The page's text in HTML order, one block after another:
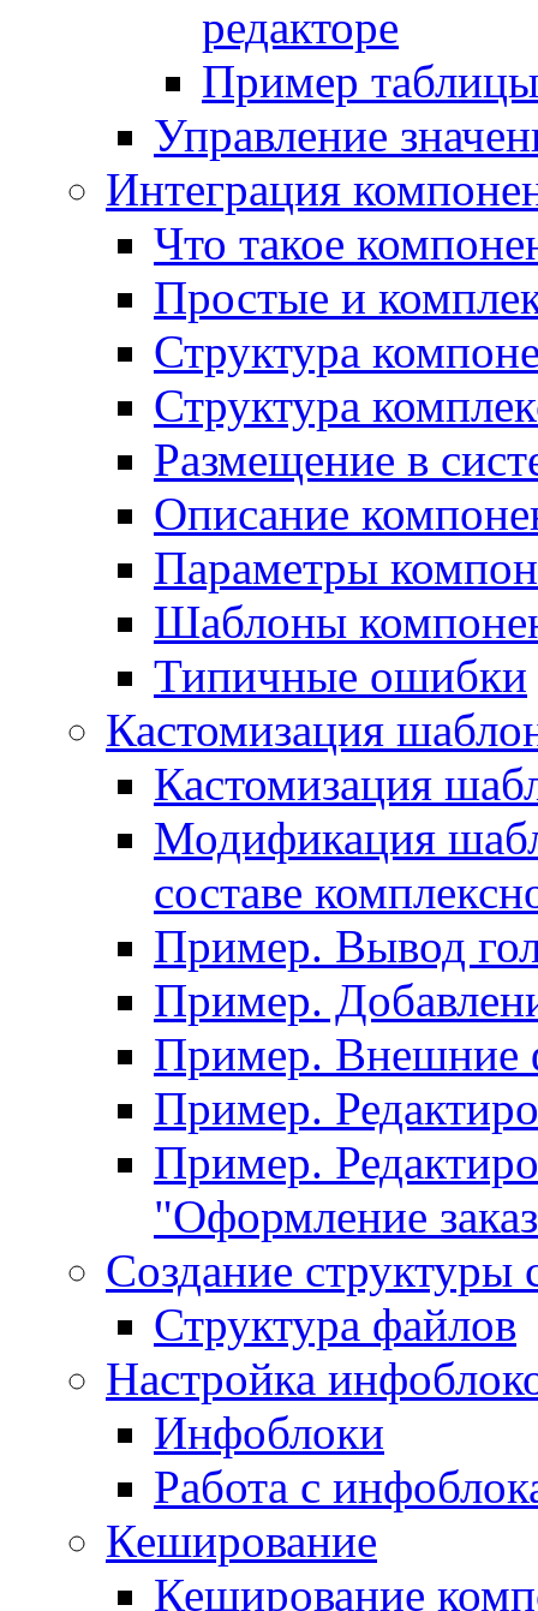
редакторе
Пример
Управление
Интеграция
Что такое
Простые и
Структура
Структура
Размещение в
Описание
Параметры
Шаблоны
Типичные ошибки
Кастомизация
Кастомизация
Модификация
составе
Пример. Вывод
Пример.
Пример. Внешние
Пример.
Пример.
"Оформление
Создание структуры
Структура файлов
Настройка
Инфоблоки
Работа с
Кеширование
Кеширование